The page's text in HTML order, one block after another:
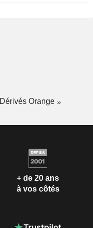
Dérivés Orange
+ de 20 ans
à vos côtés